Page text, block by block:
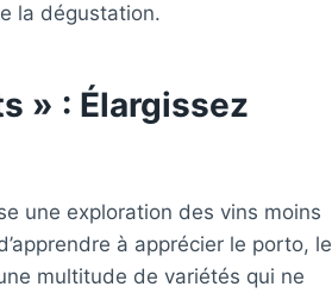
la dégustation.
» : Élargissez
une exploration des vins moins
à apprécier le porto, le
multitude de variétés qui ne